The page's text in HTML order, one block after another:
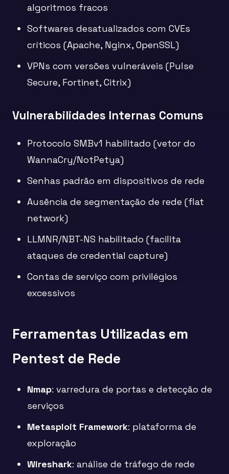
algoritmos fracos
Softwares desatualizados com CVEs
críticos (Apache, Nginx, OpenSSL)
VPNs com versões vulneráveis (Pulse
Secure, Fortinet, Citrix)
Vulnerabilidades Internas Comuns
Protocolo SMBv1 habilitado (vetor do
WannaCry/NotPetya)
Senhas padrão em dispositivos de rede
Ausência de segmentação de rede (flat
network)
LLMNR/NBT-NS habilitado (facilita
ataques de credential capture)
Contas de serviço com privilégios
excessivos
Ferramentas Utilizadas em
Pentest de Rede
Nmap: varredura de portas e detecção de
serviços
Metasploit Framework: plataforma de
exploração
Wireshark: análise de tráfego de rede